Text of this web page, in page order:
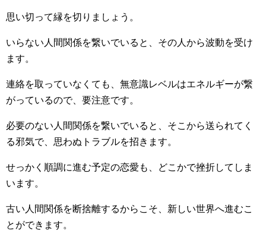
思い切って縁を切りましょう。
いらない人間関係を繋いでいると、その人から波動を受け
ます。
連絡を取っていなくても、無意識レベルはエネルギーが繋
がっているので、要注意です。
必要のない人間関係を繋いでいると、そこから送られてく
る邪気で、思わぬトラブルを招きます。
せっかく順調に進む予定の恋愛も、どこかで挫折してしま
います。
古い人間関係を断捨離するからこそ、新しい世界へ進むこ
とができます。